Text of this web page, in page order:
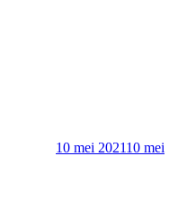
10 mei 202110 mei